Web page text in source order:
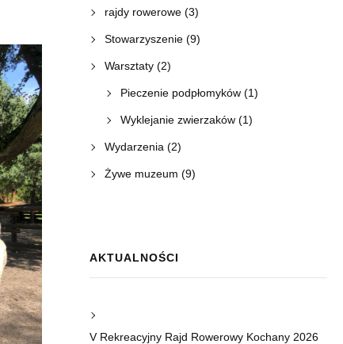
rajdy rowerowe(3)
Stowarzyszenie(9)
Warsztaty(2)
Pieczenie podpłomyków(1)
Wyklejanie zwierzaków(1)
Wydarzenia (2)
Żywe muzeum (9)
AKTUALNOŚCI
V Rekreacyjny Rajd Rowerowy Kochany 2026